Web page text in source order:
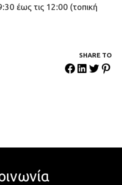
έως τις 12:00 (τοπική
SHARE ΤΟ